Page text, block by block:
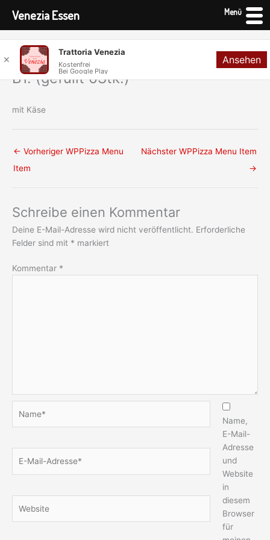
Inhalt
springen
B1. (gefüllt 6Stk.)
mit Käse
← Vorheriger WPPizza Menu
Item
Nächster WPPizza Menu Item
→
Schreibe einen Kommentar
Deine E-Mail-Adresse wird nicht veröffentlicht. Erforderliche
Felder sind mit * markiert
Kommentar *
Mail-
Name,
E-Mail-
Adresse
und
Website
in
diesem
Browser
für
Venezia Essen Menü
✕
Trattoria Venezia
Kostenfrei
Bei Google Play
Ansehen